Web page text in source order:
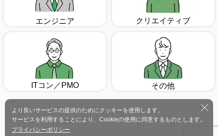
エンジニア クリエイティブ
ITコン／PMO その他
より良いサービスの提供のためにクッキーを使用します。
サービスを利用することにより、Cookieの使用に同意するものとします。
プライバシーポリシー